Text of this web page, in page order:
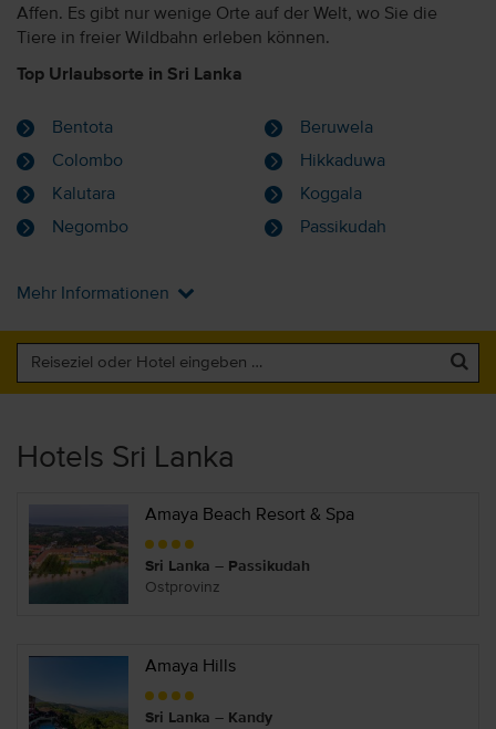
Affen. Es gibt nur wenige Orte auf der Welt, wo Sie die
Tiere in freier Wildbahn erleben können.
Top Urlaubsorte in Sri Lanka
Bentota
Beruwela
Colombo
Hikkaduwa
Kalutara
Koggala
Negombo
Passikudah
Mehr Informationen
Hotels Sri Lanka
Amaya Beach Resort & Spa
Sri Lanka – Passikudah
Ostprovinz
Amaya Hills
Sri Lanka – Kandy